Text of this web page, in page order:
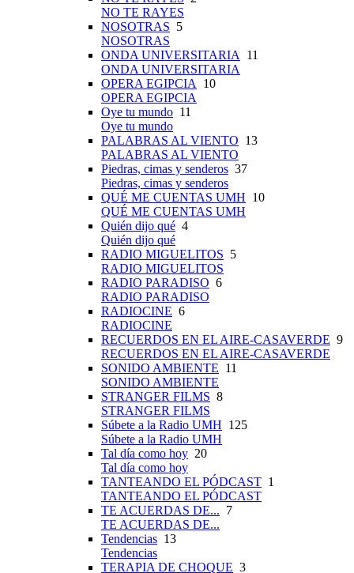
NO TE RAYES
NOSOTRAS 5
NOSOTRAS
ONDA UNIVERSITARIA 11
ONDA UNIVERSITARIA
OPERA EGIPCIA 10
OPERA EGIPCIA
Oye tu mundo 11
Oye tu mundo
PALABRAS AL VIENTO 13
PALABRAS AL VIENTO
Piedras, cimas y senderos 37
Piedras, cimas y senderos
QUÉ ME CUENTAS UMH 10
QUÉ ME CUENTAS UMH
Quién dijo qué 4
Quién dijo qué
RADIO MIGUELITOS 5
RADIO MIGUELITOS
RADIO PARADISO 6
RADIO PARADISO
RADIOCINE 6
RADIOCINE
RECUERDOS EN EL AIRE-CASAVERDE 9
RECUERDOS EN EL AIRE-CASAVERDE
SONIDO AMBIENTE 11
SONIDO AMBIENTE
STRANGER FILMS 8
STRANGER FILMS
Súbete a la Radio UMH 125
Súbete a la Radio UMH
Tal día como hoy 20
Tal día como hoy
TANTEANDO EL PÓDCAST 1
TANTEANDO EL PÓDCAST
TE ACUERDAS DE... 7
TE ACUERDAS DE...
Tendencias 13
Tendencias
TERAPIA DE CHOQUE 3